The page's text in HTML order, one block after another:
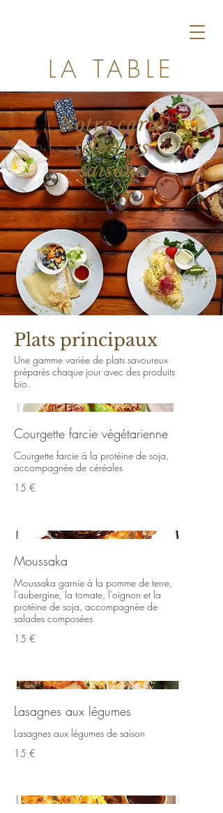
LA TABLE
VERTE
Notre carte
selon les
saisons
Plats principaux
Une gamme variée de plats savoureux
préparés chaque jour avec des produits
bio.
Courgette farcie végétarienne
Courgette farcie à la protéine de soja,
accompagnée de céréales
15 €
Moussaka
Moussaka garnie à la pomme de terre,
l'aubergine, la tomate, l'oignon et la
protéine de soja, accompagnée de
salades composées
15 €
Lasagnes aux légumes
Lasagnes aux légumes de saison
15 €